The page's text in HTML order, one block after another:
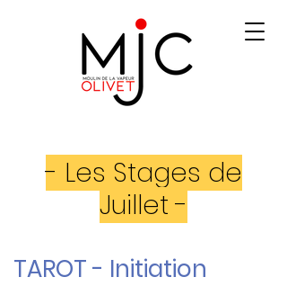
- Les Stages de
Juillet -
TAROT - Initiation